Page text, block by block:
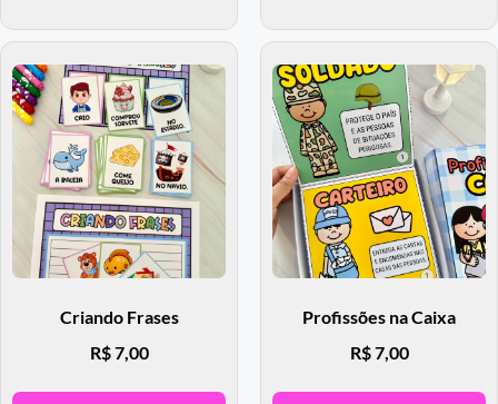
Criando Frases
R$7,00
Profissões na Caixa
R$7,00